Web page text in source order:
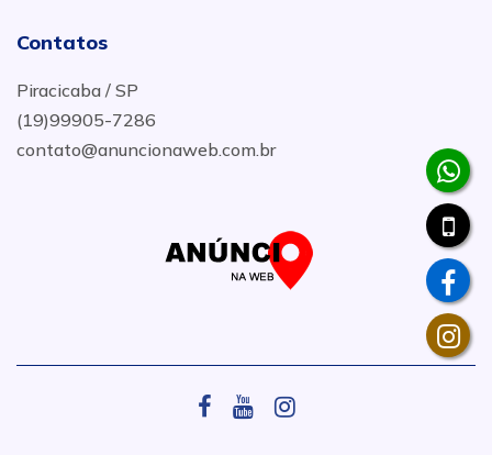
Contatos
Piracicaba / SP
(19)99905-7286
contato@anuncionaweb.com.br